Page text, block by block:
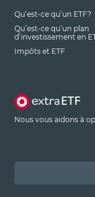
Qu’est-ce qu’un ETF?
Qu’est-ce qu’un plan
d’investissement en
Impôts et ETF
Nous vous aidons à